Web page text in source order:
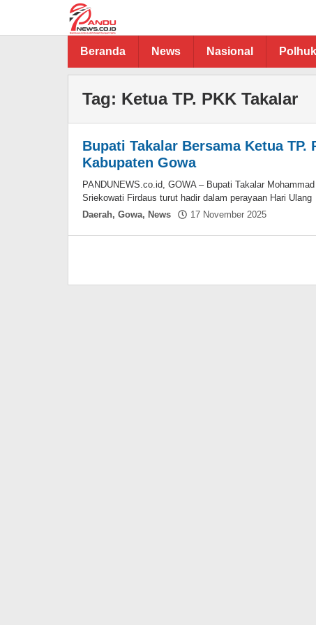
Beranda News Nasional
Tag: Ketua TP. PKK Takalar
Bupati Takalar Bersama Ketua TP.
Kabupaten Gowa
PANDUNEWS.co.id, GOWA – Bupati Takalar
Sriekowati Firdaus turut hadir dalam perayaan Hari Ulang
Daerah, Gowa, News 17 November 2025